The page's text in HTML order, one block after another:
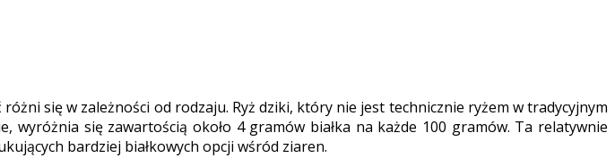
się w zależności od rodzaju. Ryż dziki, który nie jest technicznie ryżem w tradycyjnym
się zawartością około 4 gramów białka na każde 100 gramów. Ta relatywnie
bardziej białkowych opcji wśród ziaren.